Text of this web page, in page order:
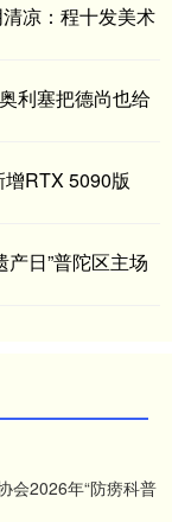
凉：程十发美术
利塞把德尚也给
RTX 5090版
日”普陀区主场
会2026年“防痨科普